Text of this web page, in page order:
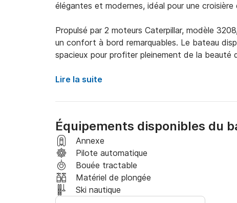
élégantes et modernes, idéal pour une
Propulsé par 2 moteurs Caterpillar, modèle
un confort à bord remarquables. Le bateau
spacieux pour profiter pleinement de la beauté
Sous le pont, le bateau dispose d'une cabine
La grande dinette avec canapé en L est idéale
cuisine est équipée de 2 réfrigérateurs et 1
Double instrumentation, passerelle
douche eau chaude et froide.
Contactez-moi au Click&Boat pour plus
Lire la suite
Équipements disponibles du
Annexe
Pilote automatique
Bouée tractable
Matériel de plongée
Ski nautique